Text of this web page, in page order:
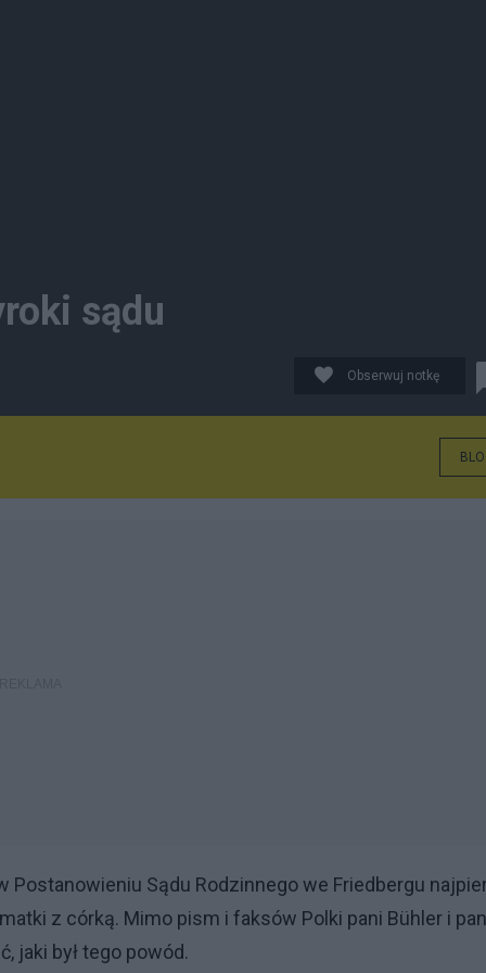
sądu
Obserwuj notkę
Sądu Rodzinnego we Friedbergu
z córką. Mimo pism i faksów Polki pani Bühler i
jaki był tego powód.